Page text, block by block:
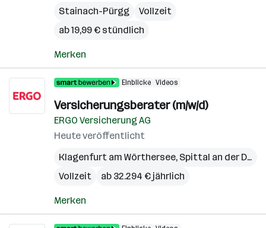
Stainach-Pürgg
Vollzeit
ab 19,99 € stündlich
Merken
Einblicke Videos
Versicherungsberater (m/w/d)
ERGO Versicherung AG
Heute veröffentlicht
Klagenfurt am Wörthersee, Spittal an der Drau
Vollzeit
ab 32.294 € jährlich
Merken